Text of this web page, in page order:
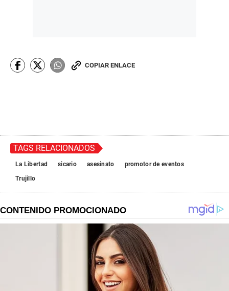
COPIAR ENLACE
TAGS RELACIONADOS
La Libertad sicario asesinato
promotor de eventos
Trujillo